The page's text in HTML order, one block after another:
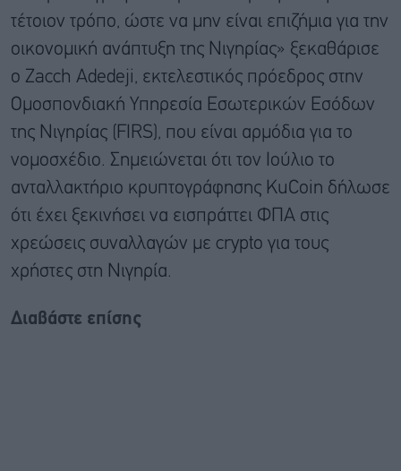
τέτοιον τρόπο, ώστε να μην είναι επιζήμια για την
οικονομική ανάπτυξη της Νιγηρίας» ξεκαθάρισε
ο Zacch Adedeji, εκτελεστικός πρόεδρος στην
Ομοσπονδιακή Υπηρεσία Εσωτερικών Εσόδων
της Νιγηρίας (FIRS), που είναι αρμόδια για το
νομοσχέδιο. Σημειώνεται ότι τον Ιούλιο το
ανταλλακτήριο κρυπτογράφησης KuCoin δήλωσε
ότι έχει ξεκινήσει να εισπράττει ΦΠΑ στις
χρεώσεις συναλλαγών με crypto για τους
χρήστες στη Νιγηρία.
Διαβάστε επίσης